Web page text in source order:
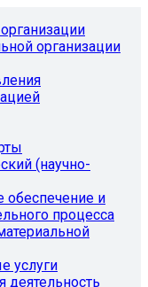
организации
(научно-
обеспечение и
процесса
услуги
деятельность